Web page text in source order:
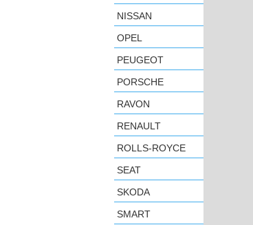
NISSAN
OPEL
PEUGEOT
PORSCHE
RAVON
RENAULT
ROLLS-ROYCE
SEAT
SKODA
SMART